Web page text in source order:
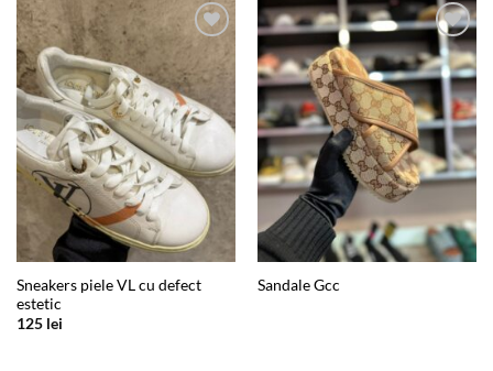
wishlist
Sneakers piele VL cu defect
estetic
125 lei
Add to
wishlist
Sandale Gcc